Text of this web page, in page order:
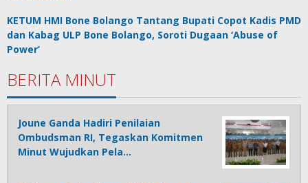
KETUM HMI Bone Bolango Tantang Bupati Copot Kadis PMD
dan Kabag ULP Bone Bolango, Soroti Dugaan ‘Abuse of
Power’
BERITA MINUT
Joune Ganda Hadiri Penilaian
Ombudsman RI, Tegaskan Komitmen
Minut Wujudkan Pela…